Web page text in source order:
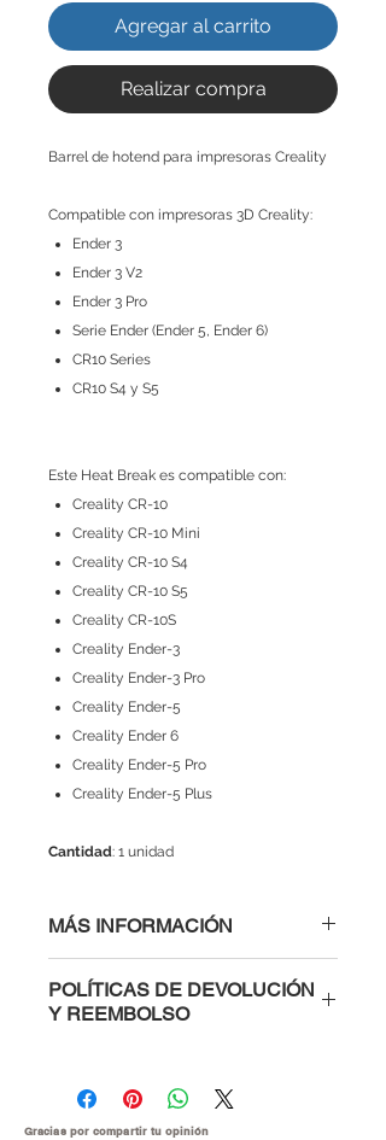
Agregar al carrito
Realizar compra
Barrel de hotend para impresoras Creality
Compatible con impresoras 3D Creality:
Ender 3
Ender 3 V2
Ender 3 Pro
Serie Ender (Ender 5, Ender 6)
CR10 Series
CR10 S4 y S5
Este Heat Break es compatible con:
Creality CR-10
Creality CR-10 Mini
Creality CR-10 S4
Creality CR-10 S5
Creality CR-10S
Creality Ender-3
Creality Ender-3 Pro
Creality Ender-5
Creality Ender 6
Creality Ender-5 Pro
Creality Ender-5 Plus
Cantidad: 1 unidad
MÁS INFORMACIÓN
Product material: 303 stainless
steel
Product size: 27 * 7
Machining accuracy: + 0.03
POLÍTICAS DE DEVOLUCIÓN
Y REEMBOLSO
confianza de saber que si un
módulo, microcontrolador o parte
electrónica te viene defectuosa te la
Gracias por compartir tuopinión